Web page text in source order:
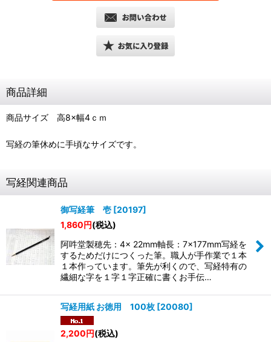
商品詳細
商品サイズ 高8×幅4ｃｍ
写経の筆休めに手頃なサイズです。
写経関連商品
御写経筆 壱 [20197]
1,860円(税込)
阿吽堂製穂先：4× 22mm軸長：7×177mm写経を
するためだけにつくった筆。職人が手作業で１本
１本作っています。筆先が利くので、写経特有の
繊細な字を１字１字正確に書くお手伝…
写経用紙 お徳用 100枚 [20080]
2,200円(税込)